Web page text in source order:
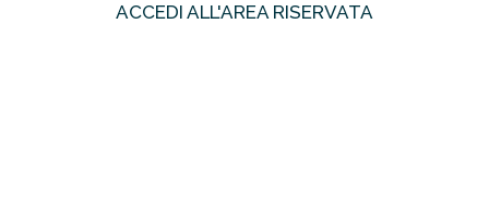
ACCEDI ALL'AREA RISERVATA